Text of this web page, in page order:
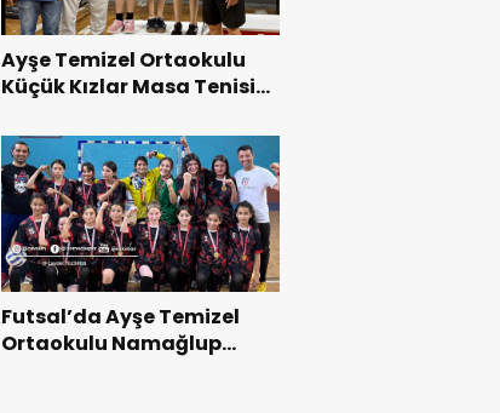
Ayşe Temizel Ortaokulu
Küçük Kızlar Masa Tenisi
Futsal’da Ayşe Temizel
Ortaokulu Namağlup